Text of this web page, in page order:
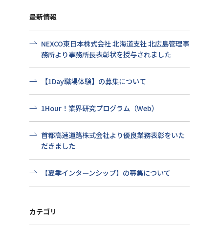
最新情報
NEXCO東日本株式会社 北海道支社 北広島管理事
務所より事務所長表彰状を授与されました
【1Day職場体験】の募集について
1Hour！業界研究プログラム（Web）
首都高速道路株式会社より優良業務表彰をいた
だきました
【夏季インターンシップ】の募集について
カテゴリ